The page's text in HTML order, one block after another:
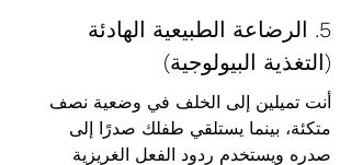
5. الرضاعة الطبيعية الهادئة
(التغذية البيولوجية)
أنت تميلين إلى الخلف في وضعية نصف
متكئة، بينما يستلقي طفلك صدرًا إلى
صدره ويستخدم ردود الفعل الغريزية